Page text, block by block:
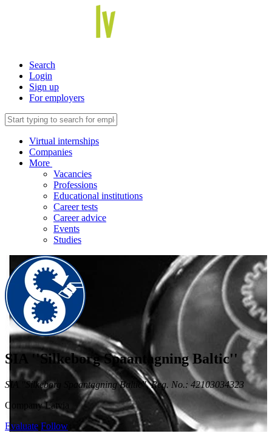
Search
Login
Sign up
For employers
Virtual internships
Companies
More
Vacancies
Professions
Educational institutions
Career tests
Career advice
Events
Studies
SIA ''Silkeborg Spaantagning Baltic''
SIA "Silkeborg Spaantagning Baltic", Reg. No.: 42103034323
Company Latvia
Evaluate Follow